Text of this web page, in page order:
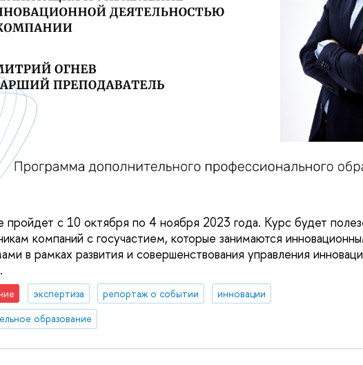
пройдет с 10 октября по 4 ноября 2023 года. Курс будет
компаний с госучастием, которые занимаются
в рамках развития и совершенствования управления
экспертиза репортаж о событии
инновации
образование